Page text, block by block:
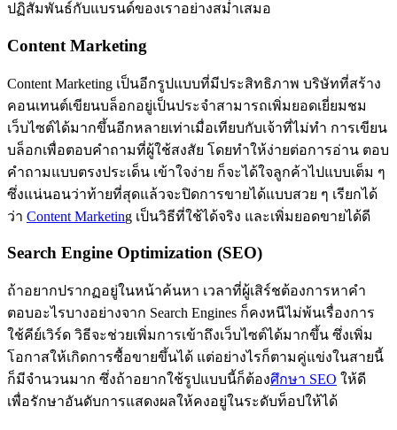
ปฏิสัมพันธ์กับแบรนด์ของเราอย่างสม่ำเสมอ
Content Marketing
Content Marketing เป็นอีกรูปแบบที่มีประสิทธิภาพ บริษัทที่สร้าง
คอนเทนต์เขียนบล็อกอยู่เป็นประจำสามารถเพิ่มยอดเยี่ยมชม
เว็บไซต์ได้มากขึ้นอีกหลายเท่าเมื่อเทียบกับเจ้าที่ไม่ทำ การเขียน
บล็อกเพื่อตอบคำถามที่ผู้ใช้สงสัย โดยทำให้ง่ายต่อการอ่าน ตอบ
คำถามแบบตรงประเด็น เข้าใจง่าย ก็จะได้ใจลูกค้าไปแบบเต็ม ๆ
ซึ่งแน่นอนว่าท้ายที่สุดแล้วจะปิดการขายได้แบบสวย ๆ เรียกได้
ว่า Content Marketing เป็นวิธีที่ใช้ได้จริง และเพิ่มยอดขายได้ดี
Search Engine Optimization (SEO)
ถ้าอยากปรากฏอยู่ในหน้าค้นหา เวลาที่ผู้เสิร์ชต้องการหาคำ
ตอบอะไรบางอย่างจาก Search Engines ก็คงหนีไม่พ้นเรื่องการ
ใช้คีย์เวิร์ด วิธีจะช่วยเพิ่มการเข้าถึงเว็บไซต์ได้มากขึ้น ซึ่งเพิ่ม
โอกาสให้เกิดการซื้อขายขึ้นได้ แต่อย่างไรก็ตามคู่แข่งในสายนี้
ก็มีจำนวนมาก ซึ่งถ้าอยากใช้รูปแบบนี้ก็ต้องศึกษา SEO ให้ดี
เพื่อรักษาอันดับการแสดงผลให้คงอยู่ในระดับท็อปให้ได้